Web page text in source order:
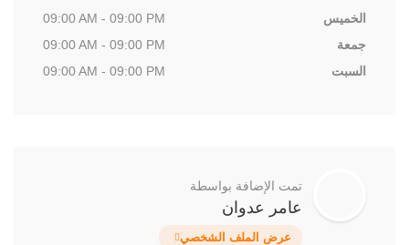
الخميس
09:00 AM - 09:00 PM
جمعة
09:00 AM - 09:00 PM
السبت
09:00 AM - 09:00 PM
تمت الإضافة بواسطة
عامر عدوان
عرض الملف الشخصي